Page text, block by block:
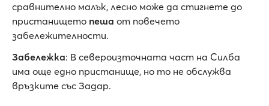
сравнително малък, лесно може да стигнете до
пристанището пеша от повечето
забележителности.
Забележка: В североизточната част на Силба
има още едно пристанище, но то не обслужва
връзките със Задар.